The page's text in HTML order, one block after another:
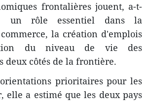
frontalières jouent, a-t-
un rôle essentiel dans la
la création d'emplois
du niveau de vie des
deux côtés de la frontière.
orientations prioritaires pour les
elle a estimé que les deux pays